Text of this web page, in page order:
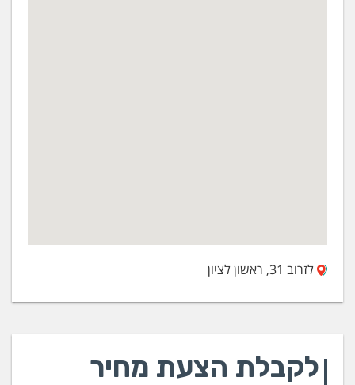
לזרוב 31, ראשון לציון
לקבלת הצעת מחיר